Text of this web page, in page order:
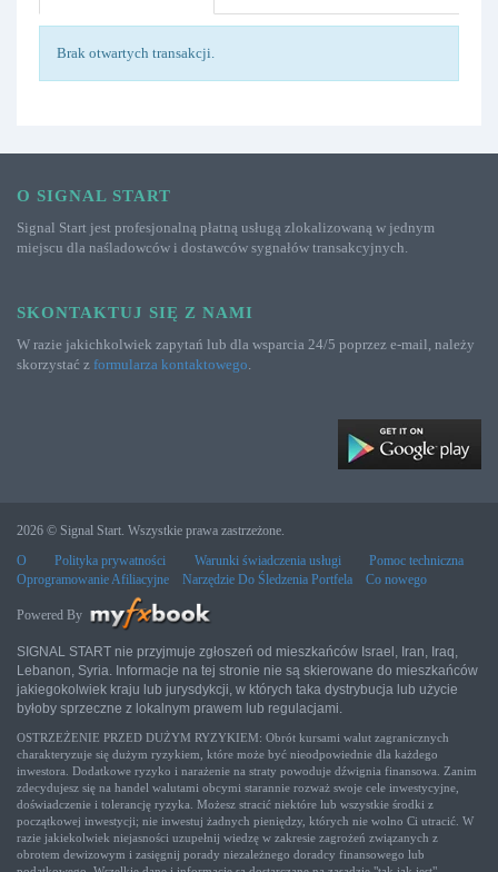
Brak otwartych transakcji.
O SIGNAL START
Signal Start jest profesjonalną płatną usługą zlokalizowaną w jednym
miejscu dla naśladowców i dostawców sygnałów transakcyjnych.
SKONTAKTUJ SIĘ Z NAMI
W razie jakichkolwiek zapytań lub dla wsparcia 24/5 poprzez e-mail, należy
skorzystać z formularza kontaktowego.
2026 © Signal Start. Wszystkie prawa zastrzeżone.
O
Polityka prywatności Warunki świadczenia usługi
Pomoc techniczna
Oprogramowanie Afiliacyjne
Narzędzie Do Śledzenia Portfela Co nowego
Powered By
SIGNAL START nie przyjmuje zgłoszeń od mieszkańców Israel, Iran, Iraq,
Lebanon, Syria. Informacje na tej stronie nie są skierowane do mieszkańców
jakiegokolwiek kraju lub jurysdykcji, w których taka dystrybucja lub użycie
byłoby sprzeczne z lokalnym prawem lub regulacjami.
OSTRZEŻENIE PRZED DUŻYM RYZYKIEM: Obrót kursami walut zagranicznych
charakteryzuje się dużym ryzykiem, które może być nieodpowiednie dla każdego
inwestora. Dodatkowe ryzyko i narażenie na straty powoduje dźwignia finansowa. Zanim
zdecydujesz się na handel walutami obcymi starannie rozważ swoje cele inwestycyjne,
doświadczenie i tolerancję ryzyka. Możesz stracić niektóre lub wszystkie środki z
początkowej inwestycji; nie inwestuj żadnych pieniędzy, których nie wolno Ci utracić. W
razie jakiekolwiek niejasności uzupełnij wiedzę w zakresie zagrożeń związanych z
obrotem dewizowym i zasięgnij porady niezależnego doradcy finansowego lub